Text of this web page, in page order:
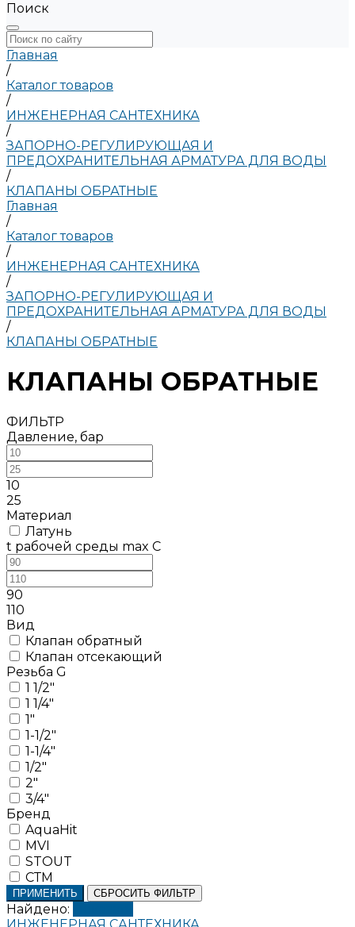
Поиск
Главная
/
Каталог товаров
/
ИНЖЕНЕРНАЯ САНТЕХНИКА
/
ЗАПОРНО-РЕГУЛИРУЮЩАЯ И
ПРЕДОХРАНИТЕЛЬНАЯ АРМАТУРА ДЛЯ ВОДЫ
/
КЛАПАНЫ ОБРАТНЫЕ
Главная
/
Каталог товаров
/
ИНЖЕНЕРНАЯ САНТЕХНИКА
/
ЗАПОРНО-РЕГУЛИРУЮЩАЯ И
ПРЕДОХРАНИТЕЛЬНАЯ АРМАТУРА ДЛЯ ВОДЫ
/
КЛАПАНЫ ОБРАТНЫЕ
КЛАПАНЫ ОБРАТНЫЕ
ФИЛЬТР
Давление, бар
10
25
Материал
Латунь
t рабочей среды max C
90
110
Вид
Клапан обратный
Клапан отсекающий
Резьба G
1 1/2"
1 1/4"
1"
1-1/2"
1-1/4"
1/2"
2"
3/4"
Бренд
AquaHit
MVI
STOUT
СТМ
ПРИМЕНИТЬ СБРОСИТЬ ФИЛЬТР
Найдено: